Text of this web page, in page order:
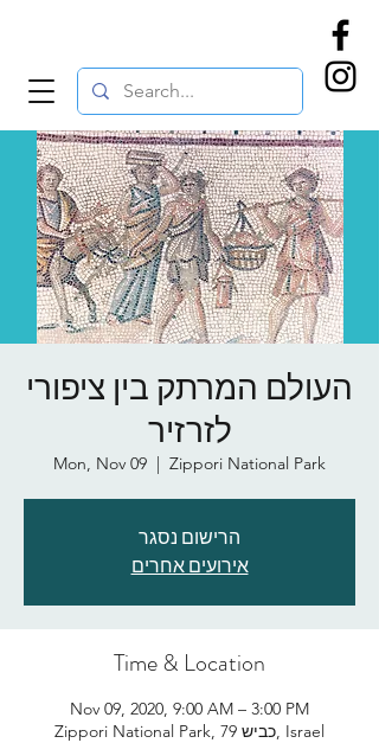
העולם המרתק בין ציפורי
לזרזיר
Mon, Nov 09
  |
Zippori National Park
הרישום נסגר
אירועים אחרים
Time & Location
Nov 09, 2020, 9:00 AM – 3:00 PM
Zippori National Park, כביש 79, Israel